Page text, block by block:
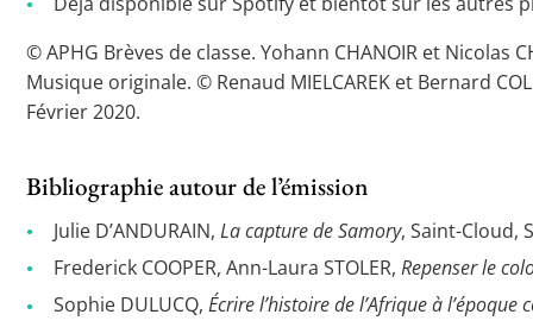
© APHG Brèves de classe. Yohann CHANOIR et Nicolas
Musique originale. © Renaud MIELCAREK et Bernard
Février 2020.
Bibliographie autour de l’émission
Julie D’ANDURAIN,La capture de Samory, Saint-Cloud,
Frederick COOPER, Ann-Laura STOLER,Repenser le
Sophie DULUCQ,Écrire l’histoire de l’Afrique à l’époque